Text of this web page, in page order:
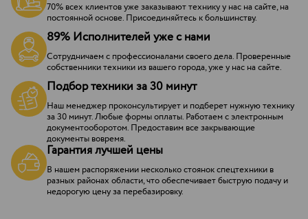
70% всех клиентов уже заказывают технику у нас на сайте, на
постоянной основе. Присоединяйтесь к большинству.
89% Исполнителей уже с нами
Сотрудничаем с профессионалами своего дела. Проверенные
собственники техники из вашего города, уже у нас на сайте.
Подбор техники за 30 минут
Наш менеджер проконсультирует и подберет нужную технику
за 30 минут. Любые формы оплаты. Работаем с электронным
документооборотом. Предоставим все закрывающие
документы вовремя.
Гарантия лучшей цены
В нашем распоряжении несколько стоянок спецтехники в
разных районах области, что обеспечивает быструю подачу и
недорогую цену за перебазировку.